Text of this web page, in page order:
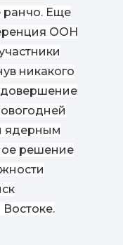
ранчо. Еще
ООН
никакого
довершение
ядерным
решение